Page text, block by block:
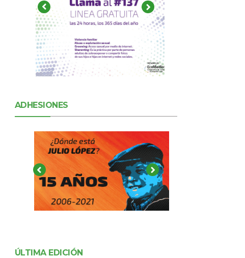
ADHESIONES
ÚLTIMA EDICIÓN